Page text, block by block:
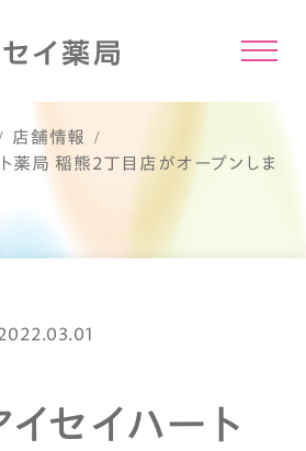
店舗情報
ト薬局 稲熊2丁目店がオープンしま
イセイハート